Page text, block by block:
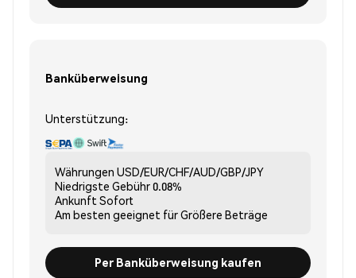
Banküberweisung
Unterstützung:
Währungen USD/EUR/CHF/AUD/GBP/JPY
Niedrigste Gebühr0.08%
Ankunft Sofort
Am besten geeignet fürGrößere Beträge
Per Banküberweisung kaufen